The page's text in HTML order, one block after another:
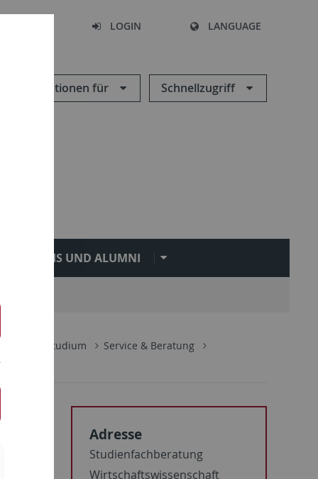
LOGIN LANGUAGE
Informationen für Schnellzugriff
PRAXIS UND ALUMNI
Studium Service & Beratung
Adresse
Studienfachberatung
Wirtschaftswissenschaft